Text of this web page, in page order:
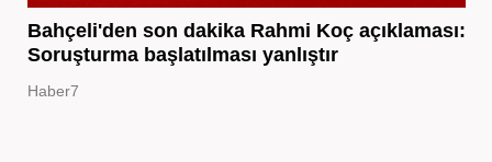
Bahçeli'den son dakika Rahmi Koç açıklaması:
Soruşturma başlatılması yanlıştır
Haber7